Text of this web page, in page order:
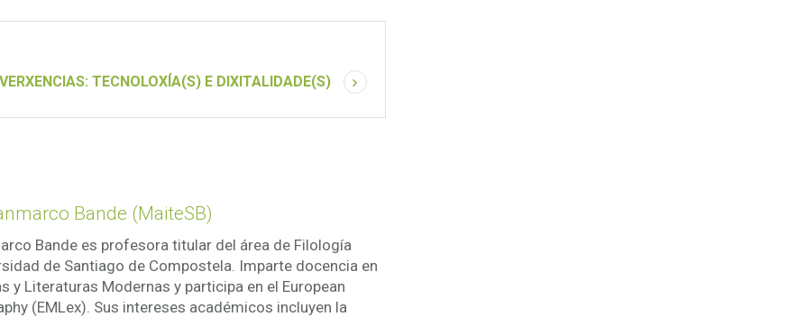
TECNOLOXÍA(S) E DIXITALIDADE(S)
Bande (MaiteSB)
Bande es profesora titular del área de Filología
de Santiago de Compostela. Imparte docencia en
y Literaturas Modernas y participa en el European
(EMLex). Sus intereses académicos incluyen la